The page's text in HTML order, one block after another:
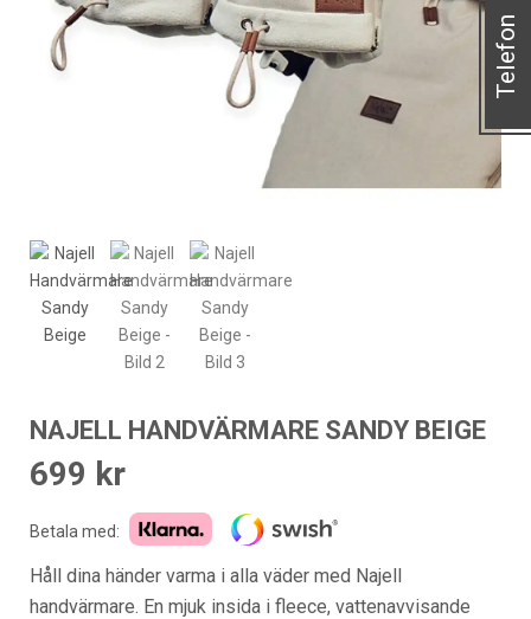
NAJELL HANDVÄRMARE SANDY BEIGE
699 kr
Betala med:
Håll dina händer varma i alla väder med Najell
handvärmare. En mjuk insida i fleece, vattenavvisande
Telefon